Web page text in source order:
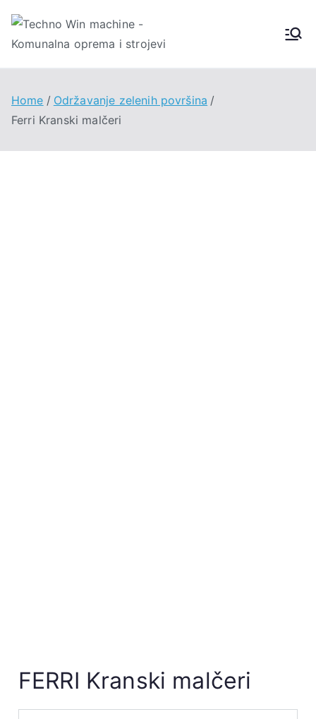
Techno
Win
e
Home
Održavanje zelenih površina
Ferri Kranski malčeri
FERRI Kranski malčeri